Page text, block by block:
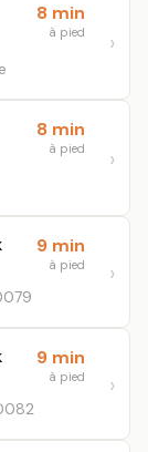
8 min
à pied
8 min
à pied
9 min
à pied
9 min
à pied